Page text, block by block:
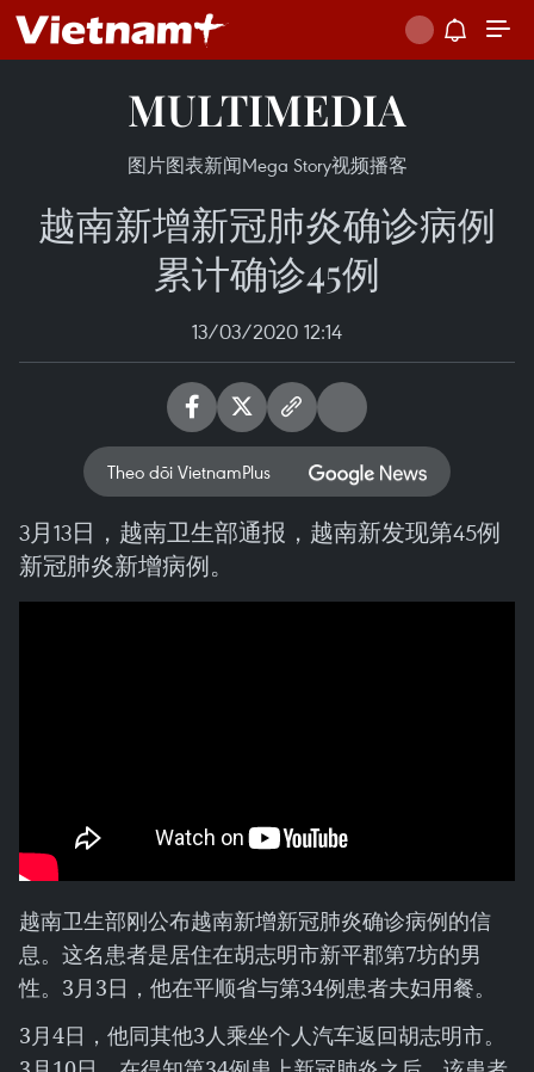
MULTIMEDIA
图片图表新闻Mega Story视频播客
越南新增新冠肺炎确诊病例
累计确诊45例
13/03/2020 12:14
Theo dõi VietnamPlus
3月13日，越南卫生部通报，越南新发现第45例
新冠肺炎新增病例。
越南卫生部刚公布越南新增新冠肺炎确诊病例的信
息。这名患者是居住在胡志明市新平郡第7坊的男
性。3月3日，他在平顺省与第34例患者夫妇用餐。
3月4日，他同其他3人乘坐个人汽车返回胡志明市。